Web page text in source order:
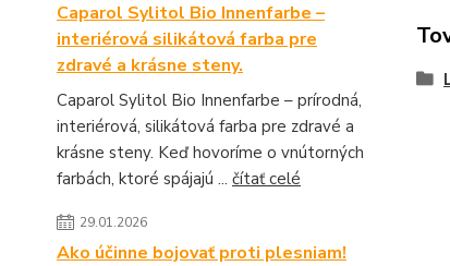
Caparol Sylitol Bio Innenfarbe –
interiérová silikátová farba pre
zdravé a krásne steny.
Caparol Sylitol Bio Innenfarbe – prírodná,
interiérová, silikátová farba pre zdravé a
krásne steny. Keď hovoríme o vnútorných
farbách, ktoré spájajú ... čítať celé
29.01.2026
Ako účinne bojovať proti plesniam!